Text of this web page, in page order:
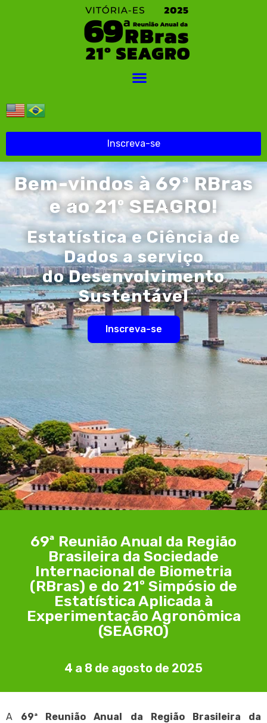
Inscreva-se
Bem-vindos à 69ª RBras
e ao 21º SEAGRO!
Estatística e Ciência de
Dados a serviço
do Desenvolvimento
Sustentável
Inscreva-se
69ª Reunião Anual da Região
Brasileira da Sociedade
Internacional de Biometria
(RBras) e do 21º Simpósio de
Estatística Aplicada à
Experimentação Agronômica
(SEAGRO)
4 a 8 de agosto de 2025
A 69ª Reunião Anual da Região Brasileira da